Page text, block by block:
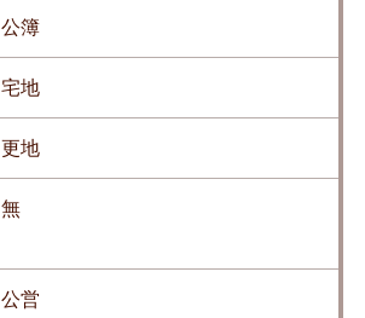
公簿
宅地
更地
無
公営